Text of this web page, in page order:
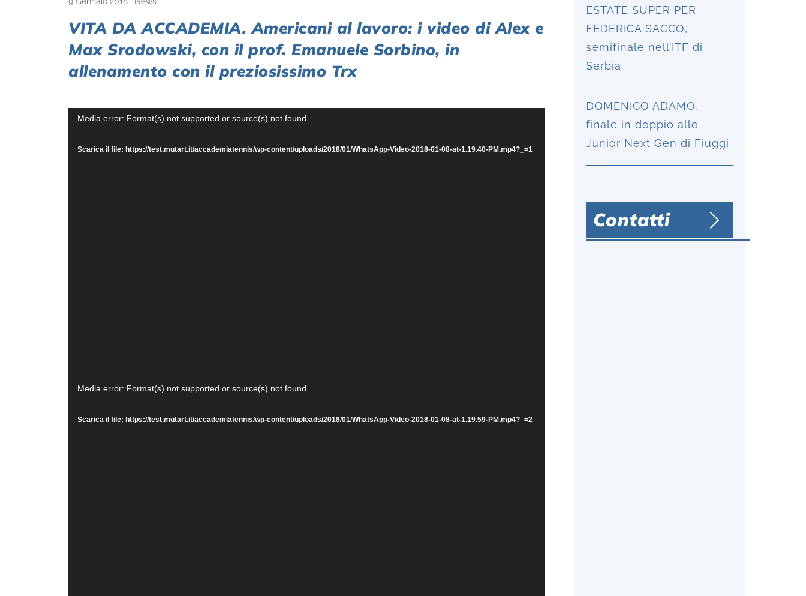
VITA DA ACCADEMIA. Americani al lavoro: i video di Alex e
Max Srodowski, con il prof. Emanuele Sorbino, in
allenamento con il preziosissimo Trx
Video
Media error: Format(s) not supported or source(s) not found
Scarica il file: https://test.mutart.it/accademiatennis/wp-content/uploads/2018/01/WhatsApp-Video-2018-01-08-at-1.19.40-PM.mp4?_=1
Video
Media error: Format(s) not supported or source(s) not found
Scarica il file: https://test.mutart.it/accademiatennis/wp-content/uploads/2018/01/WhatsApp-Video-2018-01-08-at-1.19.59-PM.mp4?_=2
ESTATE SUPER PER
FEDERICA SACCO,
semifinale nell’ITF di
Serbia.
DOMENICO ADAMO,
finale in doppio allo
Junior Next Gen di Fiuggi
Contatti